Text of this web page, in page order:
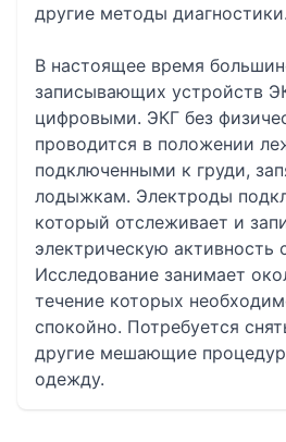
другие методы диагностики.
В настоящее время
записывающих устройств
цифровыми. ЭКГ без
проводится в положении
подключенными к груди,
лодыжкам. Электроды
который отслеживает и
электрическую активность
Исследование занимает
течение которых
спокойно. Потребуется
другие мешающие